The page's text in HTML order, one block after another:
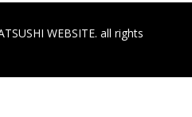
WEBSITE. all rights